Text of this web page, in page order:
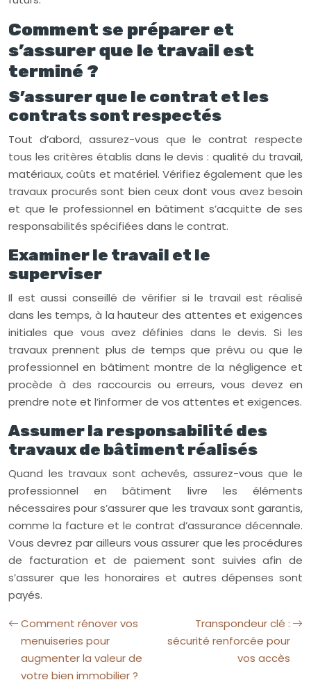
Comment se préparer et
s’assurer que le travail est
terminé ?
S’assurer que le contrat et les
contrats sont respectés
Tout d’abord, assurez-vous que le contrat respecte
tous les critères établis dans le devis : qualité du travail,
matériaux, coûts et matériel. Vérifiez également que les
travaux procurés sont bien ceux dont vous avez besoin
et que le professionnel en bâtiment s’acquitte de ses
responsabilités spécifiées dans le contrat.
Examiner le travail et le
superviser
Il est aussi conseillé de vérifier si le travail est réalisé
dans les temps, à la hauteur des attentes et exigences
initiales que vous avez définies dans le devis. Si les
travaux prennent plus de temps que prévu ou que le
professionnel en bâtiment montre de la négligence et
procède à des raccourcis ou erreurs, vous devez en
prendre note et l’informer de vos attentes et exigences.
Assumer la responsabilité des
travaux de bâtiment réalisés
Quand les travaux sont achevés, assurez-vous que le
professionnel en bâtiment livre les éléments
nécessaires pour s’assurer que les travaux sont garantis,
comme la facture et le contrat d’assurance décennale.
Vous devrez par ailleurs vous assurer que les procédures
de facturation et de paiement sont suivies afin de
s’assurer que les honoraires et autres dépenses sont
payés.
Comment rénover vos
menuiseries pour
augmenter la valeur de
votre bien immobilier ?
Transpondeur clé :
sécurité renforcée pour
vos accès